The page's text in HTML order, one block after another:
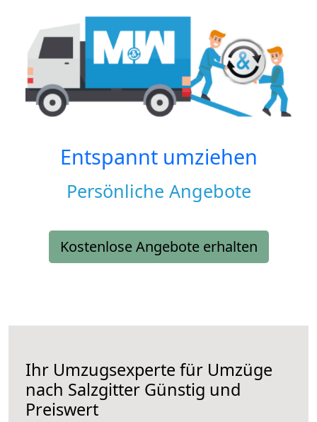
Entspannt umziehen
Persönliche Angebote
Kostenlose Angebote erhalten
Ihr Umzugsexperte für Umzüge
nach Salzgitter Günstig und
Preiswert